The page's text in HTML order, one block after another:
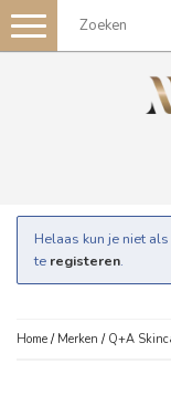
Toggle
navigation
Helaas kun je niet
te registeren.
Home / Merken / Q+A